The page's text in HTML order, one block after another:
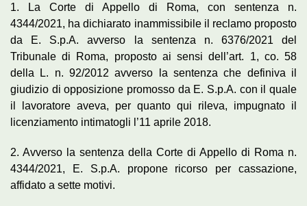
1. La Corte di Appello di Roma, con sentenza n.
4344/2021, ha dichiarato inammissibile il reclamo proposto
da E. S.p.A. avverso la sentenza n. 6376/2021 del
Tribunale di Roma, proposto ai sensi dell’art. 1, co. 58
della L. n. 92/2012 avverso la sentenza che definiva il
giudizio di opposizione promosso da E. S.p.A. con il quale
il lavoratore aveva, per quanto qui rileva, impugnato il
licenziamento intimatogli l’11 aprile 2018.
2. Avverso la sentenza della Corte di Appello di Roma n.
4344/2021, E. S.p.A. propone ricorso per cassazione,
affidato a sette motivi.